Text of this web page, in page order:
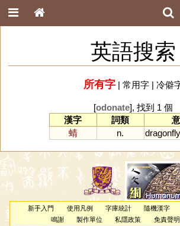
英語搜索
所有字| 常用字| 冷僻
[odonate], 找到 1 個
漢字
詞類
蜻
n. dragonfly
新手入門 使用凡例 字庫統計 隨機漢字
鳴謝
製作單位 私隱政策 免責聲明